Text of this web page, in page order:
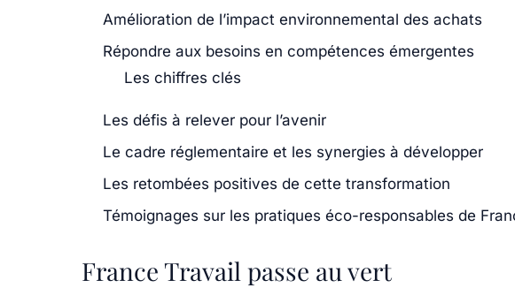
Amélioration de l’impact environnemental des achats
Répondre aux besoins en compétences émergentes
Les chiffres clés
Les défis à relever pour l’avenir
Le cadre réglementaire et les synergies à développer
Les retombées positives de cette transformation
Témoignages sur les pratiques éco-responsables de
France Travail passe au vert